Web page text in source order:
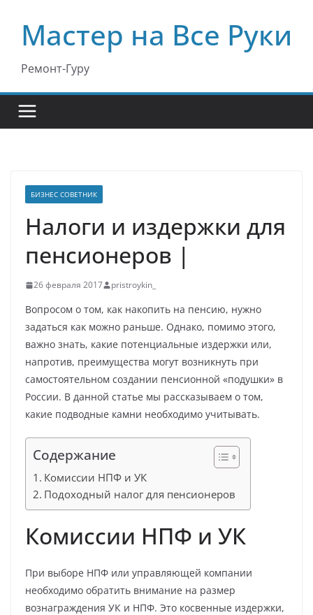
содержимому
Мастер на Все Руки
Ремонт-Гуру
БИЗНЕС СОВЕТНИК
Налоги и издержки для
пенсионеров |
26 февраля 2017 pristroykin_
Вопросом о том, как накопить на пенсию, нужно
задаться как можно раньше. Однако, помимо этого,
важно знать, какие потенциальные издержки или,
напротив, преимущества могут возникнуть при
самостоятельном создании пенсионной «подушки» в
России. В данной статье мы рассказываем о том,
какие подводные камни необходимо учитывать.
Содержание
Комиссии НПФ и УК
Подоходный налог для пенсионеров
Комиссии НПФ и УК
При выборе НПФ или управляющей компании
необходимо обратить внимание на размер
вознаграждения УК и НПФ. Это косвенные издержки,